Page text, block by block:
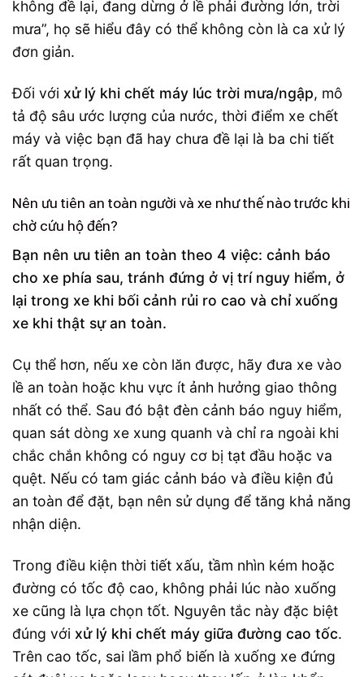
không đề lại, đang dừng ở lề phải đường lớn, trời
mưa”, họ sẽ hiểu đây có thể không còn là ca xử lý
đơn giản.
Đối với xử lý khi chết máy lúc trời mưa/ngập, mô
tả độ sâu ước lượng của nước, thời điểm xe chết
máy và việc bạn đã hay chưa đề lại là ba chi tiết
rất quan trọng.
Nên ưu tiên an toàn người và xe như thế nào trước khi
chờ cứu hộ đến?
Bạn nên ưu tiên an toàn theo 4 việc: cảnh báo
cho xe phía sau, tránh đứng ở vị trí nguy hiểm, ở
lại trong xe khi bối cảnh rủi ro cao và chỉ xuống
xe khi thật sự an toàn.
Cụ thể hơn, nếu xe còn lăn được, hãy đưa xe vào
lề an toàn hoặc khu vực ít ảnh hưởng giao thông
nhất có thể. Sau đó bật đèn cảnh báo nguy hiểm,
quan sát dòng xe xung quanh và chỉ ra ngoài khi
chắc chắn không có nguy cơ bị tạt đầu hoặc va
quệt. Nếu có tam giác cảnh báo và điều kiện đủ
an toàn để đặt, bạn nên sử dụng để tăng khả năng
nhận diện.
Trong điều kiện thời tiết xấu, tầm nhìn kém hoặc
đường có tốc độ cao, không phải lúc nào xuống
xe cũng là lựa chọn tốt. Nguyên tắc này đặc biệt
đúng với xử lý khi chết máy giữa đường cao tốc.
Trên cao tốc, sai lầm phổ biến là xuống xe đứng